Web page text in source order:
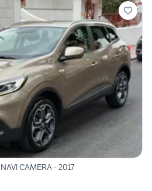
CAMERA - 2017